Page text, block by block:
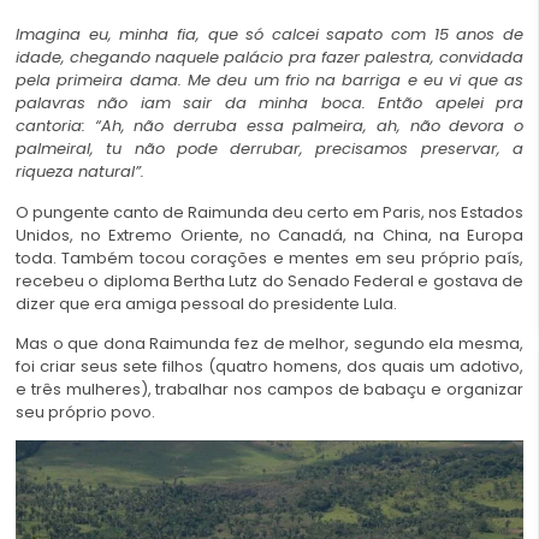
Imagina eu, minha fia, que só calcei sapato com 15 anos de
idade, chegando naquele palácio pra fazer palestra, convidada
pela primeira dama. Me deu um frio na barriga e eu vi que as
palavras não iam sair da minha boca. Então apelei pra
cantoria: “Ah, não derruba essa palmeira, ah, não devora o
palmeiral, tu não pode derrubar, precisamos preservar, a
riqueza natural”.
O pungente canto de Raimunda deu certo em Paris, nos Estados
Unidos, no Extremo Oriente, no Canadá, na China, na Europa
toda. Também tocou corações e mentes em seu próprio país,
recebeu o diploma Bertha Lutz do Senado Federal e gostava de
dizer que era amiga pessoal do presidente Lula.
Mas o que dona Raimunda fez de melhor, segundo ela mesma,
foi criar seus sete filhos (quatro homens, dos quais um adotivo,
e três mulheres), trabalhar nos campos de babaçu e organizar
seu próprio povo.